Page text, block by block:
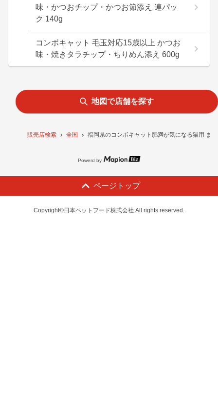
販売店検索 全国 福岡県のコンボキャット肥満が気になる猫用 ま
味・かつおチップ・かつお節添え 連パッ
ク 140g
コンボキャット 毛玉対応15歳以上 かつお
味・焼きタラチップ・ちりめん添え 600g
地図で店舗を探す
Powerd by
ページトップ
Copyright©日本ペットフード株式会社.All rights reserved.